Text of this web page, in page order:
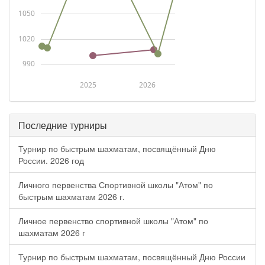
2025 2026
990
1020
1050
Последние турниры
Турнир по быстрым шахматам, посвящённый Дню
России. 2026 год
Личного первенства Спортивной школы "Атом" по
быстрым шахматам 2026 г.
Личное первенство спортивной школы "Атом" по
шахматам 2026 г
Турнир по быстрым шахматам, посвящённый Дню России